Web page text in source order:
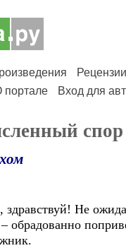
Рецензии
портале Вход для
спор
Не
обрадованно